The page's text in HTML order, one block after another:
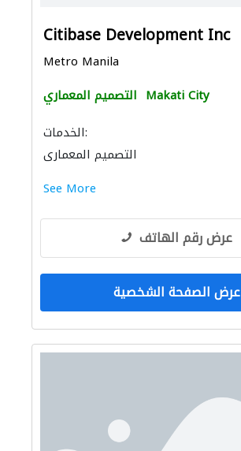
Citibase Development Inc
Metro Manila
التصميم المعماري Makati City
الخدمات:
التصميم المعماري
See More
عرض رقم الهاتف
عرض الصفحة الشخصية